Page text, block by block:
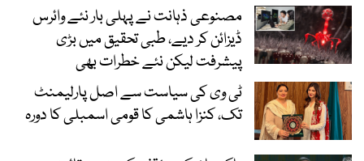
مصنوعی ذہانت نے پہلی بار نئے وائرس
ڈیزائن کر دیے، طبی تحقیق میں بڑی
پیشرفت لیکن نئے خطرات بھی
ٹی وی کی سیاست سے اصل پارلیمنٹ
تک، کنزا ہاشمی کا قومی اسمبلی کا دورہ